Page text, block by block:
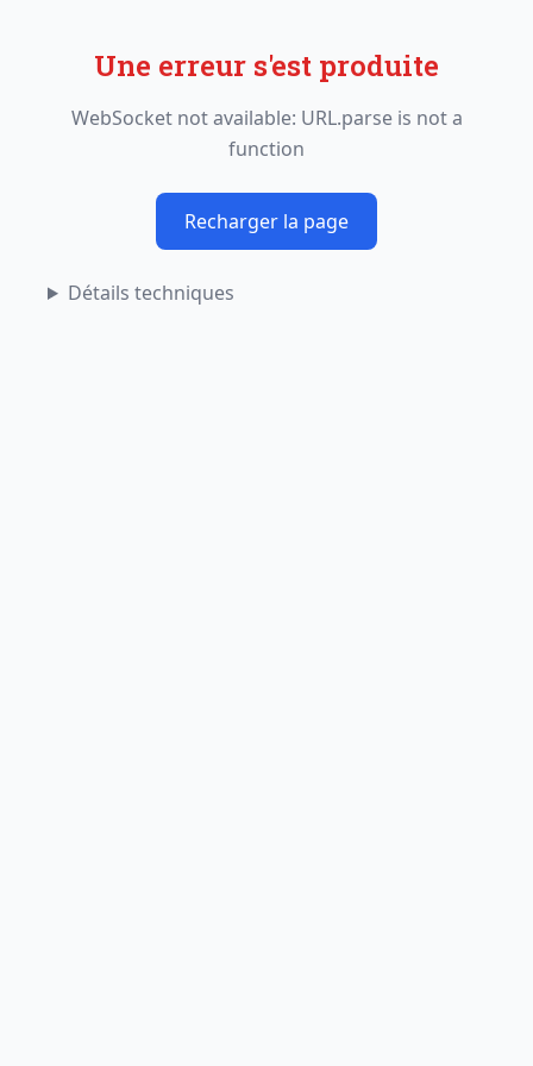
Une erreur s'est produite
WebSocket not available: URL.parse is not a
function
Recharger la page
Détails techniques